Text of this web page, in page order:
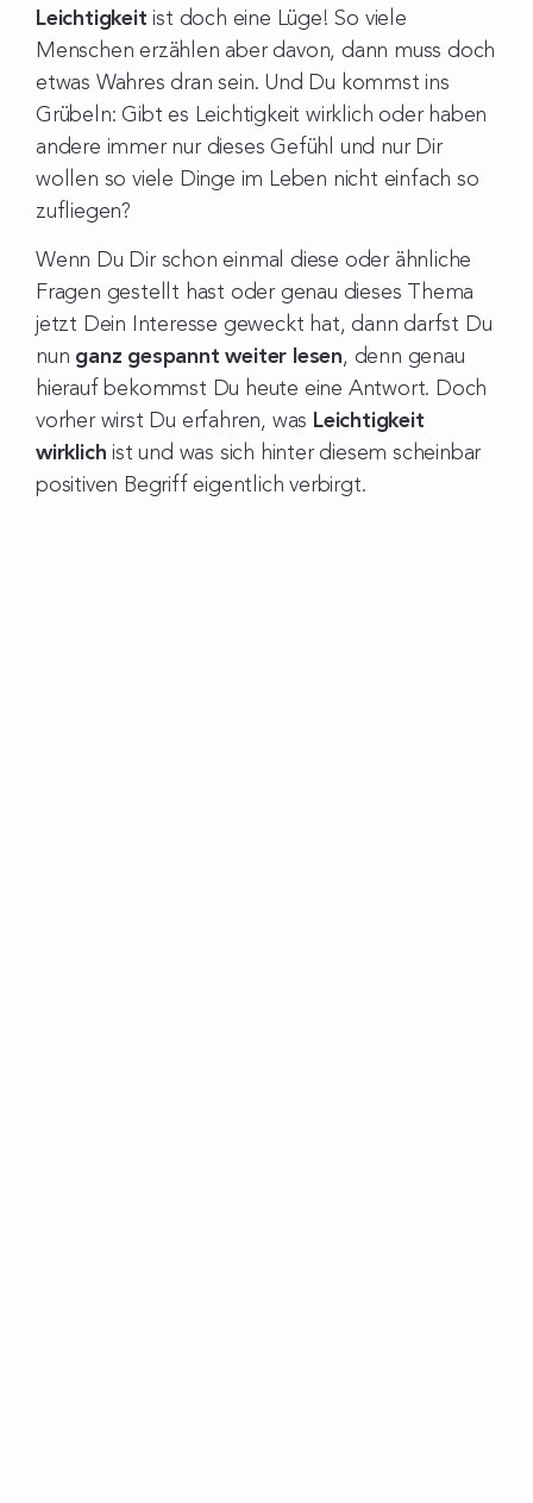
Leichtigkeit ist doch eine Lüge! So viele
Menschen erzählen aber davon, dann muss doch
etwas Wahres dran sein. Und Du kommst ins
Grübeln: Gibt es Leichtigkeit wirklich oder haben
andere immer nur dieses Gefühl und nur Dir
wollen so viele Dinge im Leben nicht einfach so
zufliegen?
Wenn Du Dir schon einmal diese oder ähnliche
Fragen gestellt hast oder genau dieses Thema
jetzt Dein Interesse geweckt hat, dann darfst Du
nun ganz gespannt weiter lesen, denn genau
hierauf bekommst Du heute eine Antwort. Doch
vorher wirst Du erfahren, was Leichtigkeit
wirklich ist und was sich hinter diesem scheinbar
positiven Begriff eigentlich verbirgt.